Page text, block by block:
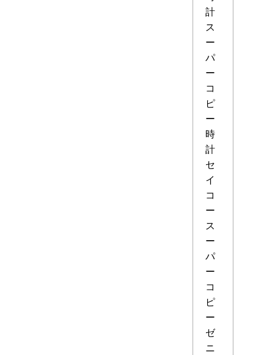
計
ス
ー
パ
ー
コ
ピ
ー
時
計
セ
イ
コ
ー
ス
ー
パ
ー
コ
ピ
ー
ゼ
ニ